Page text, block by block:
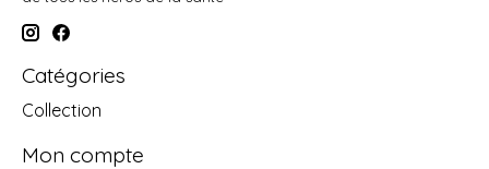
Catégories
Collection
Mon compte